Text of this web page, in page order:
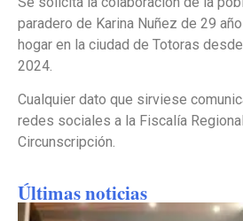
paradero de Karina Nuñez de 29
hogar en la ciudad de Totoras
2024.
Cualquier dato que sirviese
redes sociales a la Fiscalía
Circunscripción.
Últimas noticias